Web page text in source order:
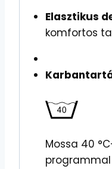
Elasztikus
komfortos
Mossa 40
programmal